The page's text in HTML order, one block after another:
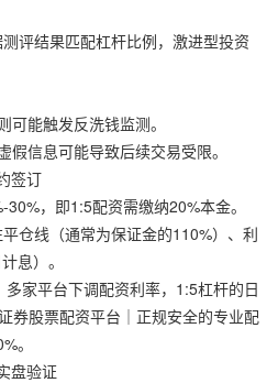
评结果匹配杠杆比例，激进型投资
能触发反洗钱监测。
信息可能导致后续交易受限。
签订
，即1:5配资需缴纳20%本金。
仓线（通常为保证金的110%）、利
息）。
家平台下调配资利率，1:5杠杆的日
券股票配资平台｜正规安全的专业配
。
盘验证